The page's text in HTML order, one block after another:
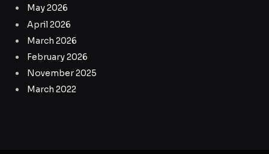
May 2026
April 2026
March 2026
February 2026
November 2025
March 2022